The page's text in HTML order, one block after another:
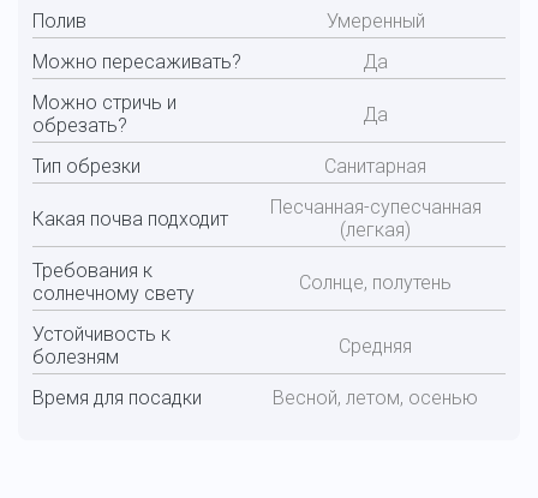
Полив
Умеренный
Можно пересаживать?
Да
Можно стричь и
обрезать?
Да
Тип обрезки Санитарная
Какая почва подходит
Песчанная-супесчанная
(легкая)
Требования к
солнечному свету
Солнце, полутень
Устойчивость к
болезням
Средняя
Время для посадки Весной, летом, осенью